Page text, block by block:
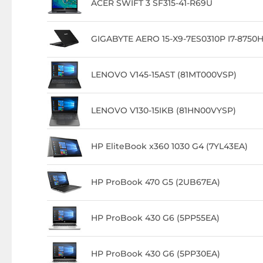
ACER SWIFT 3 SF315-41-R69U
GIGABYTE AERO 15-X9-7ES0310P I7-
LENOVO V145-15AST (81MT000VSP)
LENOVO V130-15IKB (81HN00VYSP)
HP EliteBook x360 1030 G4 (7YL43EA)
HP ProBook 470 G5 (2UB67EA)
HP ProBook 430 G6 (5PP55EA)
HP ProBook 430 G6 (5PP30EA)